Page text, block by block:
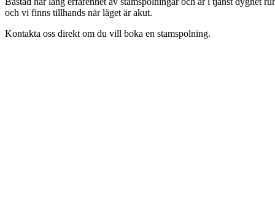
och vi finns tillhands när läget är akut.
Kontakta oss direkt om du vill boka en stamspolning.